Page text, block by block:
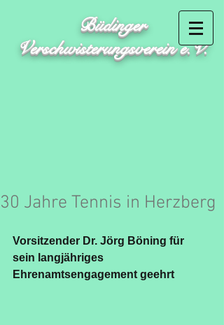
Büdinger
Verschwisterungsverein e.V.
30 Jahre Tennis in Herzberg
Vorsitzender Dr. Jörg Böning für
sein langjähriges
Ehrenamtsengagement geehrt